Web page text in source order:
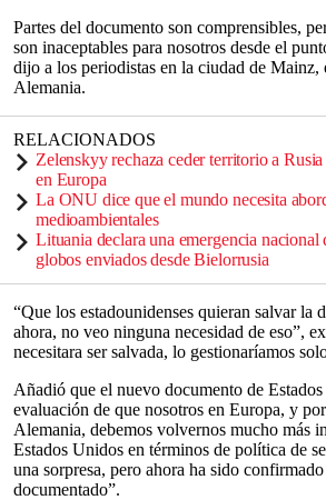
Partes del documento son comprensibles,
son inaceptables para nosotros desde el
dijo a los periodistas en la ciudad de Mainz,
Alemania.
RELACIONADOS
Zelenskyy rechaza ceder territorio a
en Europa
La ONU dice que el mundo necesita
medioambientales
Lituania declara una emergencia nacional
globos enviados desde Bielorrusia
“Que los estadounidenses quieran salvar la
ahora, no veo ninguna necesidad de eso”,
necesitara ser salvada, lo gestionaríamos
Añadió que el nuevo documento de
evaluación de que nosotros en Europa, y
Alemania, debemos volvernos mucho más
Estados Unidos en términos de política de
una sorpresa, pero ahora ha sido
documentado”.